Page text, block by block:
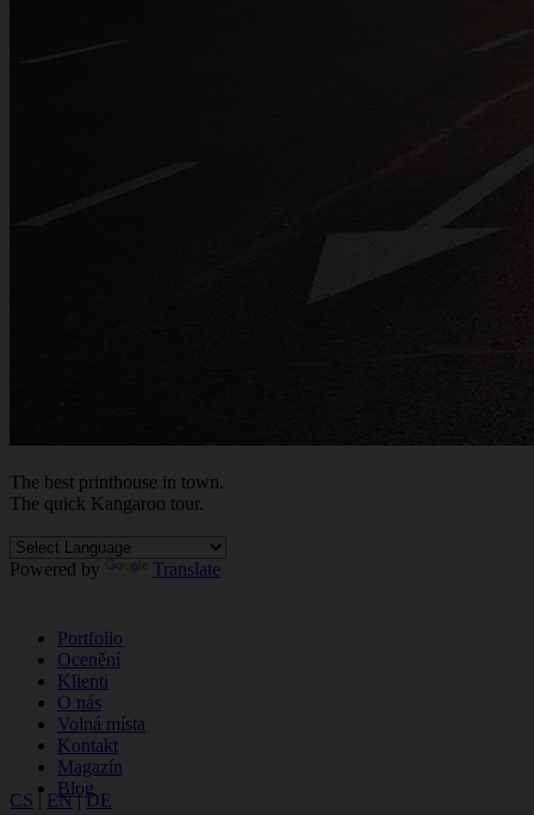
The best printhouse in town.
The quick Kangaroo tour.
Powered by Translate
Portfolio
Ocenění
Klienti
O nás
Volná místa
Kontakt
Magazín
Blog
CS | EN|DE